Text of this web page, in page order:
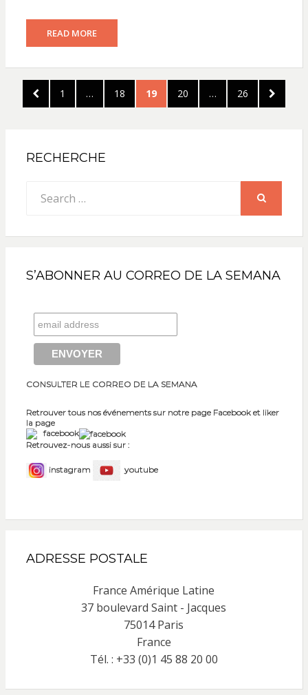
READ MORE
Pagination
des
PREVIOUS
PAGE
PAGE
1 … PAGE
18 PAGE
19 PAGE
20 … PAGE
26
NEXT
PAGE
RECHERCHE
for:
S’ABONNER AU CORREO DE LA SEMANA
CONSULTER LE CORREO DE LA SEMANA
Retrouver tous nos événements sur notre page Facebook et liker
la page
facebook
Retrouvez-nous aussi sur :
instagram youtube
ADRESSE POSTALE
France Amérique Latine
37 boulevard Saint - Jacques
75014 Paris
France
Tél. : +33 (0)1 45 88 20 00